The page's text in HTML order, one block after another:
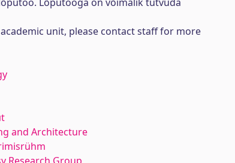
unit, please contact staff for more
and Architecture